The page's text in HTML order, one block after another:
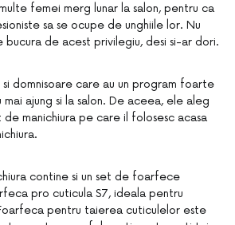
femei merg lunar la salon, pentru ca
sa se ocupe de unghiile lor. Nu
bucura de acest privilegiu, desi si-ar dori.
si domnisoare care au un program foarte
ajung si la salon. De aceea, ele aleg
de manichiura pe care il folosesc acasa
contine si un set de foarfece
pro cuticula S7, ideala pentru
pentru taierea cuticulelor este